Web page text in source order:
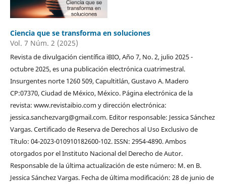
Ciencia que se transforma en soluciones
Vol. 7 Núm. 2 (2025)
Revista de divulgación científica iBIO, Año 7, No. 2, julio 2025 -
octubre 2025, es una publicación electrónica cuatrimestral.
Insurgentes norte 1260 509, Capultitlán, Gustavo A. Madero
CP:07370, Ciudad de México, México. Página electrónica de la
revista: www.revistaibio.com y dirección electrónica:
jessica.sanchezvarg@gmail.com. Editor responsable: Jessica Sánchez
Vargas. Certificado de Reserva de Derechos al Uso Exclusivo de
Título: 04-2023-010910182600-102. ISSN: 2954-4890. Ambos
otorgados por el Instituto Nacional del Derecho de Autor.
Responsable de la última actualización de este número: M. en B.
Jessica Sánchez Vargas. Fecha de última modificación: 28 de junio de